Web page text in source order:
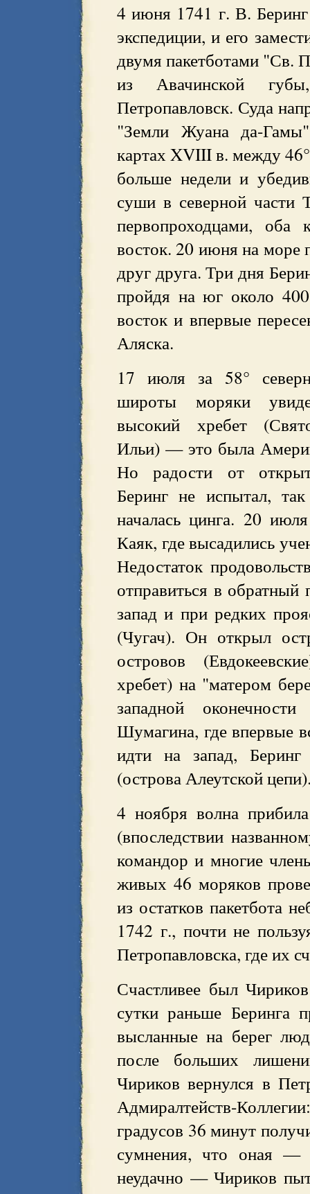
4 июня 1741 г. В.
экспедиции, и его
двумя пакетботами "Св.
из Авачинской
Петропавловск. Суда
"Земли Жуана да-
картах XVIII в. между
больше недели и
суши в северной части
первопроходцами, оба
восток. 20 июня на море
друг друга. Три дня
пройдя на юг около
восток и впервые
Аляска.
17 июля за 58°
широты моряки
высокий хребет
Ильи) — это была
Но радости от
Беринг не испытал,
началась цинга. 20
Каяк, где высадились
Недостаток
отправиться в обратный
запад и при редких
(Чугач). Он открыл
островов
хребет) на "матером
западной
Шумагина, где впервые
идти на запад,
(острова Алеутской
4 ноября волна
(впоследствии
командор и многие
живых 46 моряков
из остатков пакетбота
1742 г., почти не
Петропавловска, где их
Счастливее был
сутки раньше Беринга
высланные на берег
после больших
Чириков вернулся в
Адмиралтейств-
градусов 36 минут
сумнения, что оная
неудачно — Чириков